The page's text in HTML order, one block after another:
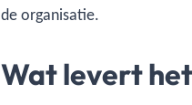
de organisatie.
Wat levert